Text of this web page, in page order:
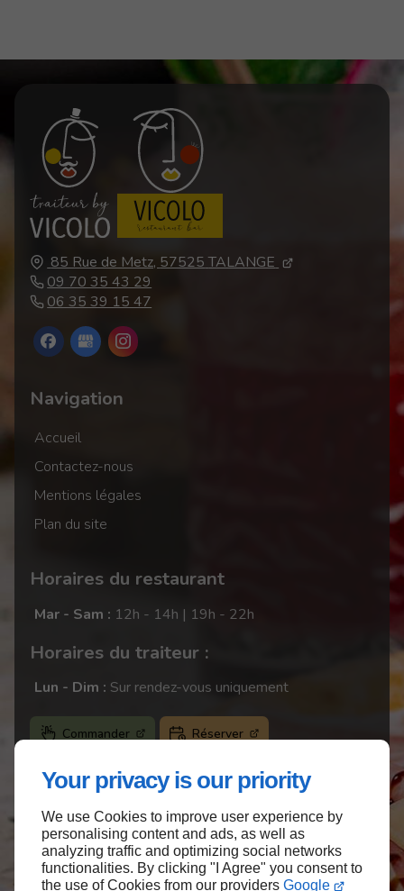
Your privacy is our priority
We use Cookies to improve user experience by
personalising content and ads, as well as
analyzing traffic and optimizing social networks
functionalities. By clicking "I Agree" you consent to
the use of Cookies from our providers Google
85 Rue de Metz, 57525 TALANGE
09 70 35 43 29
06 35 39 15 47
Navigation
Accueil
Contactez-nous
Mentions légales
Plan du site
Horaires du restaurant
Mar - Sam : 12h - 14h | 19h - 22h
Horaires du traiteur :
Lun - Dim : Sur rendez-vous uniquement
Commander Réserver
Haut de page